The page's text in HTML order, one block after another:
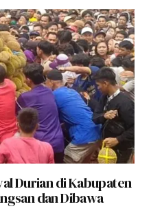
Durian di Kabupaten
dan Dibawa